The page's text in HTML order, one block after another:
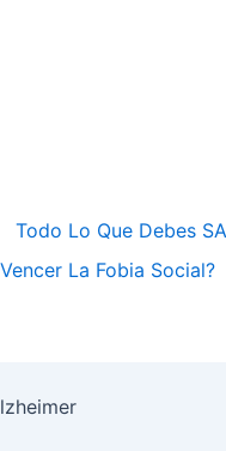
Todo Lo Que Debes
La Fobia Social?